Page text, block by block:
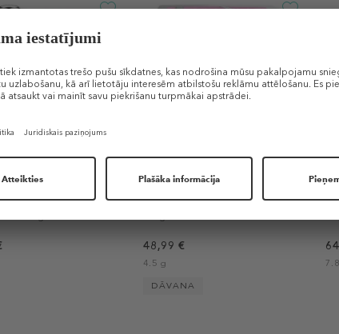
Stick
+4
Backstage Rosy Glow
48,99 €
4.5 g
DĀVANA